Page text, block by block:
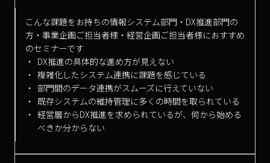
こんな課題をお持ちの情報システム部門・DX推進部門の
方・事業企画ご担当者様・経営企画ご担当者様におすすめ
のセミナーです
DX推進の具体的な進め方が見えない
複雑化したシステム連携に課題を感じている
部門間のデータ連携がスムーズに行えていない
既存システムの維持管理に多くの時間を取られている
経営層からDX推進を求められているが、何から始める
べきか分からない